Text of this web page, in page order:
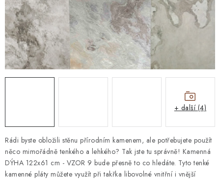
STAVEBNÍ CHEMIE
VZORKOVÉ OBKLADY
Rádi byste obložili stěnu přírodním kamenem, ale potřebujete použít
něco mimořádně tenkého a lehkého? Tak jste tu správně! Kamenná
DÝHA 122x61 cm - VZOR 9 bude přesně to co hledáte. Tyto tenké
kamenné pláty můžete využít při takřka libovolné vnitřní i vnější
+ další (4)